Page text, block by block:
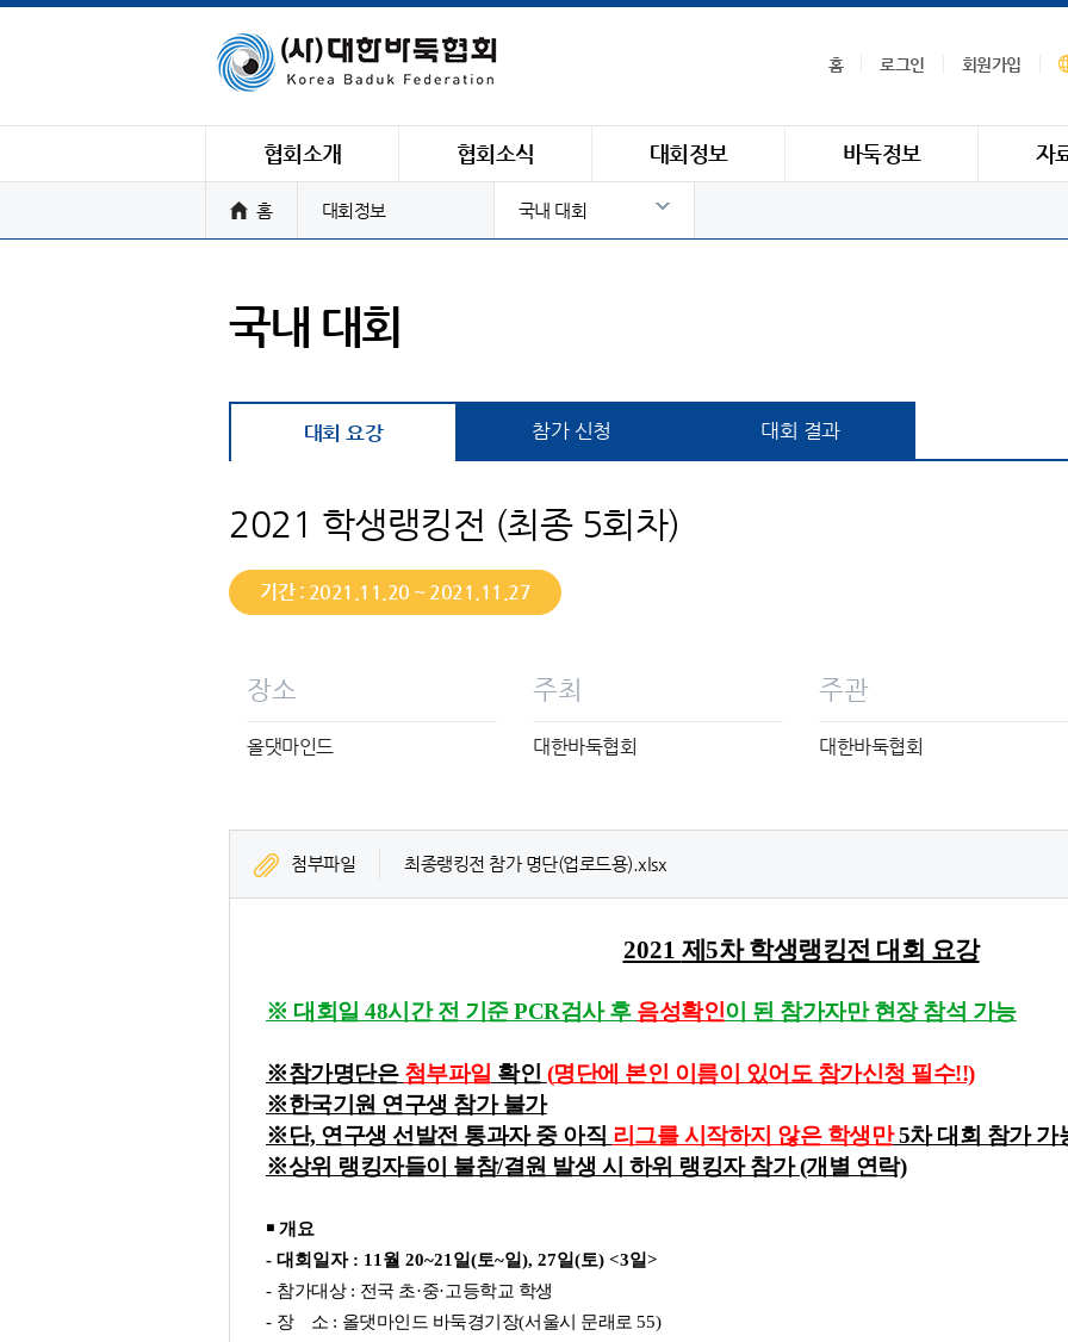
홈 로그인 회원가입
협회소개 협회소식 대회정보 바둑정보 자
홈 대회정보 국내 대회
국내 대회
대회 요강 참가 신청 대회 결과
2021 학생랭킹전 (최종 5회차)
기간 : 2021.11.20 ~ 2021.11.27
장소
올댓마인드
주최
대한바둑협회
주관
대한바둑협회
첨부파일 최종랭킹전 참가 명단(업로드용).xlsx
2021 제 5차 학생랭킹전 대회 요강
※ 대회일 48시간 전 기준 PCR검사 후 음성확인이 된 ​ 참가자만 현장 참석 가능
※참가명단은 첨부파일 확인 (명단에 본인 이름이 있어도 참가신청 필수!!)
※한국기원 연구생 참가 불가
※단, 연구생 선발전 통과자 중 아직 리그를 시작하지 않은 학생만5차 대회 참가 가
※상위 랭킹자들이 불참/결원 발생 시 하위 랭킹자 참가 (개별 연락)
￭ 개요
- 대회일자 : 11 월 20~21 일(토~일), 27일(토) <3일>
- 참가대상 : 전국 초·중·고등학교 학생
- 장 소 : 올댓마인드 바둑경기장(서울시 문래로 55)